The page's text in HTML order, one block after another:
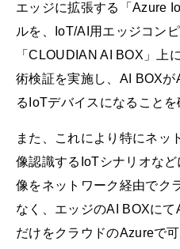
エッジに拡張する「Azure
ルを、IoT/AI用エッジコン
「CLOUDIAN AI BOX」上
術検証を実施し、AI BOX
るIoTデバイスになることを
また、これにより特にネッ
像認識するIoTシナリオな
像をネットワーク経由でク
なく、エッジのAI BOXに
だけをクラウドのAzureで